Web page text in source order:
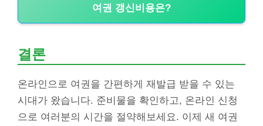
여권 갱신비용은?
결론
온라인으로 여권을 간편하게 재발급 받을 수 있는
시대가 왔습니다. 준비물을 확인하고, 온라인 신청
으로 여러분의 시간을 절약해보세요. 이제 새 여권